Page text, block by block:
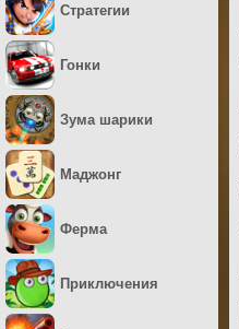
Стратегии
Гонки
Зума шарики
Маджонг
Ферма
Приключения